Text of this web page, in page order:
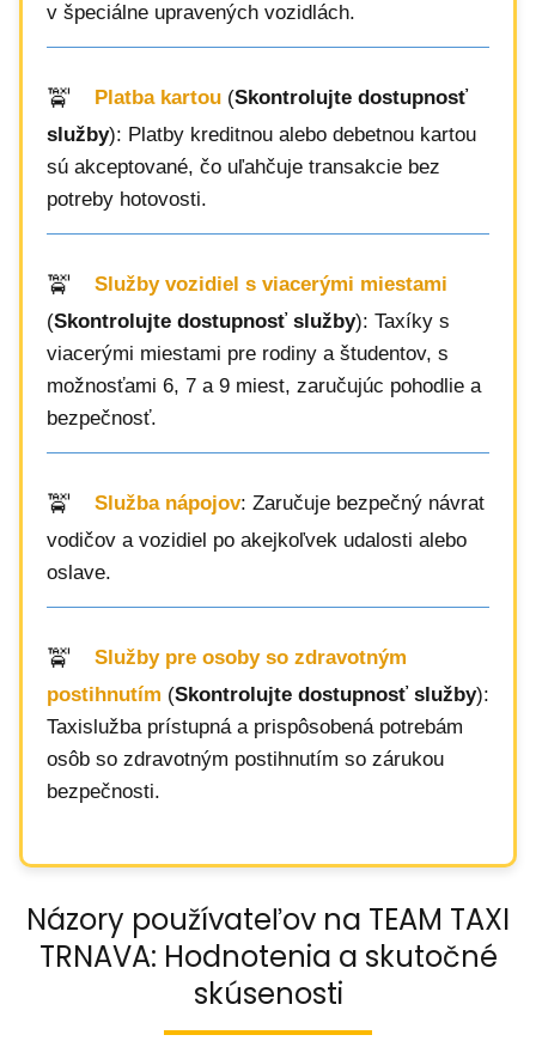
v špeciálne upravených vozidlách.
Platba kartou (Skontrolujte dostupnosť
služby): Platby kreditnou alebo debetnou kartou
sú akceptované, čo uľahčuje transakcie bez
potreby hotovosti.
Služby vozidiel s viacerými miestami
(Skontrolujte dostupnosť služby): Taxíky s
viacerými miestami pre rodiny a študentov, s
možnosťami 6, 7 a 9 miest, zaručujúc pohodlie a
bezpečnosť.
Služba nápojov: Zaručuje bezpečný návrat
vodičov a vozidiel po akejkoľvek udalosti alebo
oslave.
Služby pre osoby so zdravotným
postihnutím (Skontrolujte dostupnosť služby):
Taxislužba prístupná a prispôsobená potrebám
osôb so zdravotným postihnutím so zárukou
bezpečnosti.
Názory používateľov na TEAM TAXI
TRNAVA: Hodnotenia a skutočné
skúsenosti